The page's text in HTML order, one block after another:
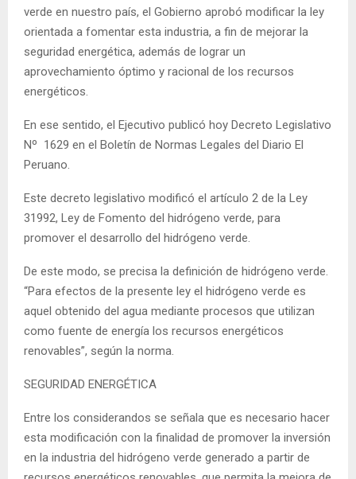
verde en nuestro país, el Gobierno aprobó modificar la ley
orientada a fomentar esta industria, a fin de mejorar la
seguridad energética, además de lograr un
aprovechamiento óptimo y racional de los recursos
energéticos.
En ese sentido, el Ejecutivo publicó hoy Decreto Legislativo
Nº 1629 en el Boletín de Normas Legales del Diario El
Peruano.
Este decreto legislativo modificó el artículo 2 de la Ley
31992, Ley de Fomento del hidrógeno verde, para
promover el desarrollo del hidrógeno verde.
De este modo, se precisa la definición de hidrógeno verde.
“Para efectos de la presente ley el hidrógeno verde es
aquel obtenido del agua mediante procesos que utilizan
como fuente de energía los recursos energéticos
renovables”, según la norma.
SEGURIDAD ENERGÉTICA
Entre los considerandos se señala que es necesario hacer
esta modificación con la finalidad de promover la inversión
en la industria del hidrógeno verde generado a partir de